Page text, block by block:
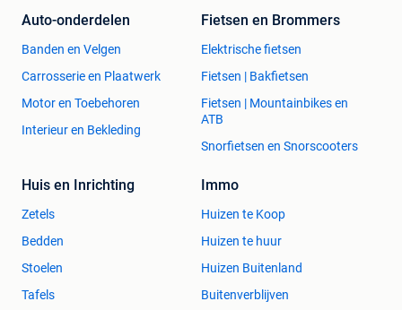
Auto-onderdelen
Banden en Velgen
Carrosserie en Plaatwerk
Motor en Toebehoren
Interieur en Bekleding
Fietsen en Brommers
Elektrische fietsen
Fietsen | Bakfietsen
Fietsen | Mountainbikes en
ATB
Snorfietsen en Snorscooters
Huis en Inrichting
Zetels
Bedden
Stoelen
Tafels
Immo
Huizen te Koop
Huizen te huur
Huizen Buitenland
Buitenverblijven